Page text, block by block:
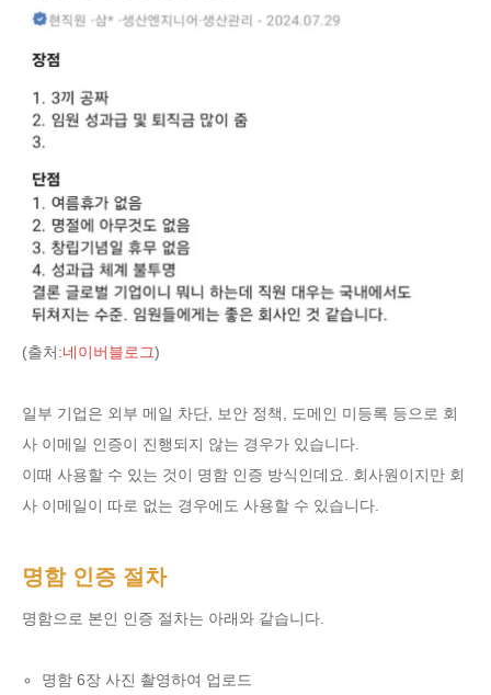
(출처:네이버블로그)
일부 기업은 외부 메일 차단, 보안 정책, 도메인 미등록 등으로 회
사 이메일 인증이 진행되지 않는 경우가 있습니다.
이때 사용할 수 있는 것이 명함 인증 방식인데요. 회사원이지만 회
사 이메일이 따로 없는 경우에도 사용할 수 있습니다.
명함 인증 절차
명함으로 본인 인증 절차는 아래와 같습니다.
명함 6장 사진 촬영하여 업로드